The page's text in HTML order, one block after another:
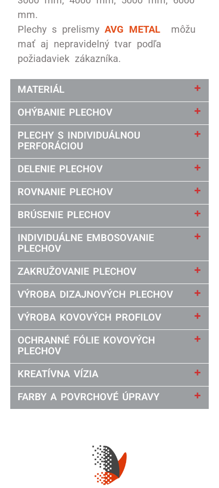
mm.
Plechy s prelismy AVG METAL môžu
mať aj nepravidelný tvar podľa
požiadaviek zákazníka.
MATERIÁL
OHÝBANIE PLECHOV
PLECHY S INDIVIDUÁLNOU
PERFORÁCIOU
DELENIE PLECHOV
ROVNANIE PLECHOV
BRÚSENIE PLECHOV
INDIVIDUÁLNE EMBOSOVANIE
PLECHOV
ZAKRUŽOVANIE PLECHOV
VÝROBA DIZAJNOVÝCH PLECHOV
VÝROBA KOVOVÝCH PROFILOV
OCHRANNÉ FÓLIE KOVOVÝCH
PLECHOV
KREATÍVNA VÍZIA
FARBY A POVRCHOVÉ ÚPRAVY